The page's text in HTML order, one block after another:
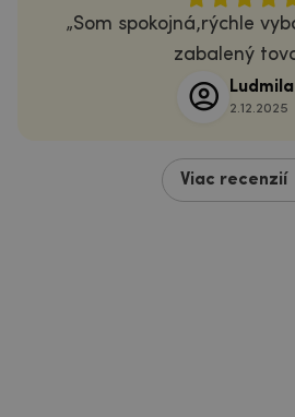
Som spokojná,rýchle
zabalený
Ludmila
2.12.2025
Viac recenzií